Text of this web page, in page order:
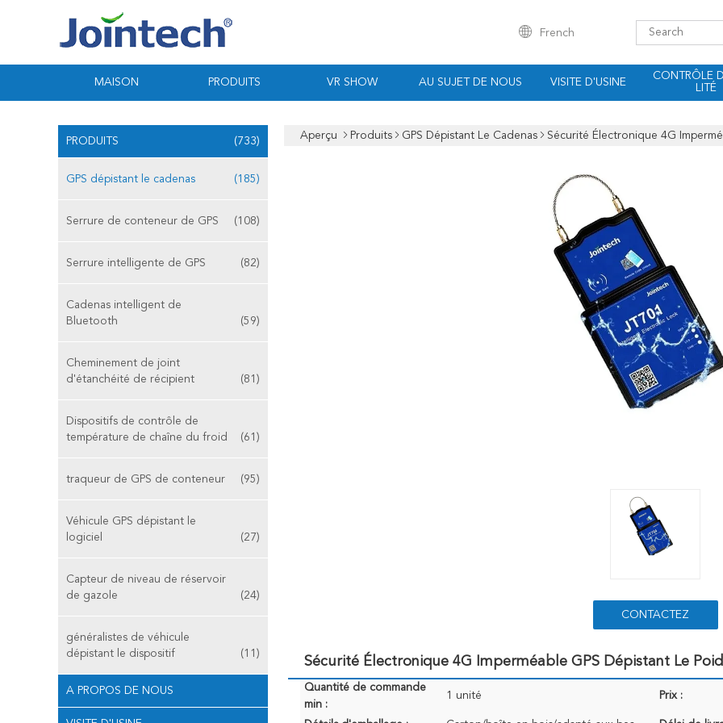
French
MAISON PRODUITS VR SHOW AU SUJET DE NOUS VISITE D'USINE
CONTRÔLE
LITÉ
PRODUITS (733)
GPS dépistant le cadenas (185)
Serrure de conteneur de GPS (108)
Serrure intelligente de GPS (82)
Cadenas intelligent de
Bluetooth
(59)
Cheminement de joint
d'étanchéité de récipient
(81)
Dispositifs de contrôle de
température de chaîne du froid
(61)
traqueur de GPS de conteneur (95)
Véhicule GPS dépistant le
logiciel
(27)
Capteur de niveau de réservoir
de gazole
(24)
généralistes de véhicule
dépistant le dispositif
(11)
A PROPOS DE NOUS
Aperçu Produits GPS Dépistant Le Cadenas Sécurité Électronique 4G
CONTACTEZ
Sécurité Électronique 4G Imperméable GPS Dépistant Le
Quantité de commande
min :
1 unité Prix :